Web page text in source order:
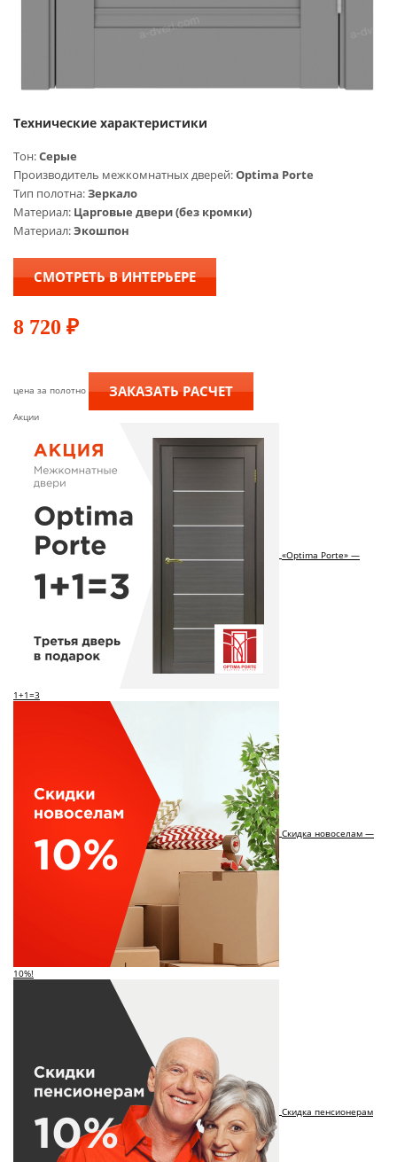
Технические характеристики
Тон:Серые
Производитель межкомнатных дверей:Optima Porte
Тип полотна:Зеркало
Материал: Царговые двери (без кромки)
Материал:Экошпон
СМОТРЕТЬ В ИНТЕРЬЕРЕ
8 720 ₽
цена за полотно ЗАКАЗАТЬ РАСЧЕТ
Акции
«Optima Porte» —
1+1=3
Скидка новоселам —
10%!
Скидка пенсионерам